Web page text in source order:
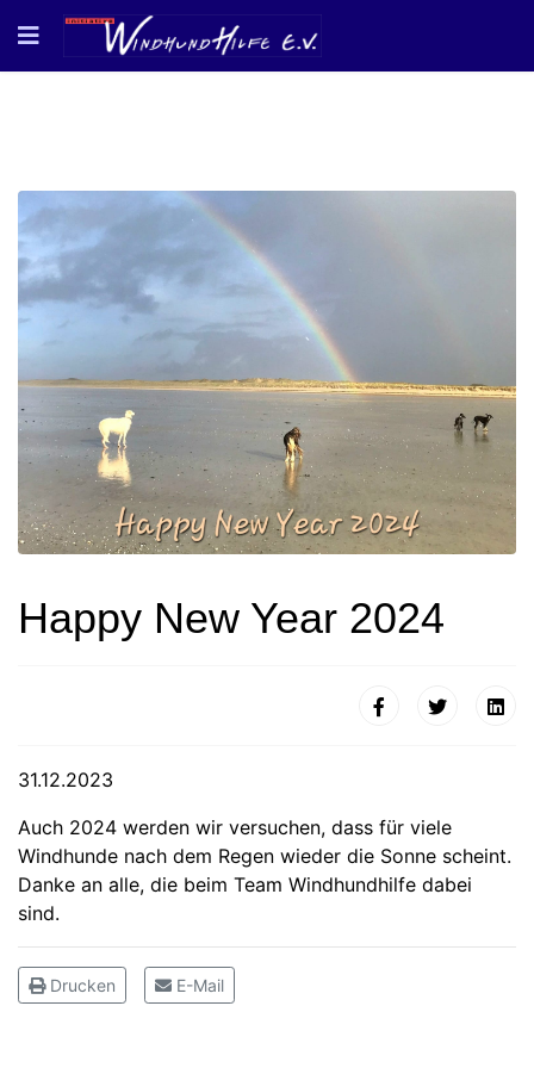
Happy New Year 2024
31.12.2023
Auch 2024 werden wir versuchen, dass für viele
Windhunde nach dem Regen wieder die Sonne scheint.
Danke an alle, die beim Team Windhundhilfe dabei
sind.
Drucken E-Mail